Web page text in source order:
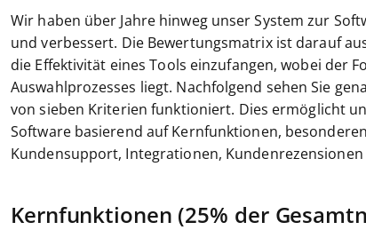
Wir haben über Jahre hinweg unser System zur
und verbessert. Die Bewertungsmatrix ist darauf
die Effektivität eines Tools einzufangen, wobei der
Auswahlprozesses liegt. Nachfolgend sehen Sie
von sieben Kriterien funktioniert. Dies ermöglicht
Software basierend auf Kernfunktionen,
Kundensupport, Integrationen,
Kernfunktionen (25% der